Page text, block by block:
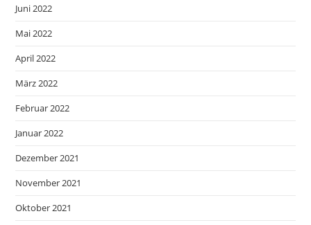
Juni 2022
Mai 2022
April 2022
März 2022
Februar 2022
Januar 2022
Dezember 2021
November 2021
Oktober 2021